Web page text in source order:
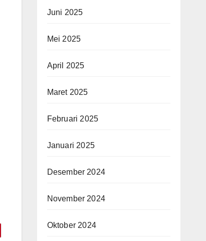
Juni 2025
Mei 2025
April 2025
Maret 2025
Februari 2025
Januari 2025
Desember 2024
November 2024
Oktober 2024